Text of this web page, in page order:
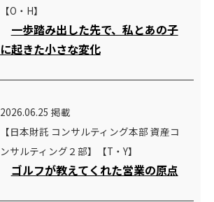
【O・H】
一歩踏み出した先で、私とあの子
に起きた小さな変化
2026.06.25 掲載
【日本財託 コンサルティング本部 資産コ
ンサルティング２部】【T・Y】
ゴルフが教えてくれた営業の原点